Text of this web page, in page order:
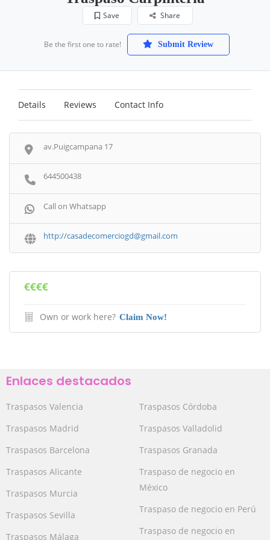
Save Share
Be the first one to rate! Submit Review
Details Reviews Contact Info
av.Puigcampana 17
644500438
Call on Whatsapp
http://casadecomerciogd@gmail.com
€€€€
Own or work here? Claim Now!
Enlaces destacados
Traspasos Valencia
Traspasos Madrid
Traspasos Barcelona
Traspasos Alicante
Traspasos Murcia
Traspasos Sevilla
Traspasos Málaga
Traspasos Córdoba
Traspasos Valladolid
Traspasos Granada
Traspaso de negocio en
México
Traspaso de negocio en Perú
Traspaso de negocio en